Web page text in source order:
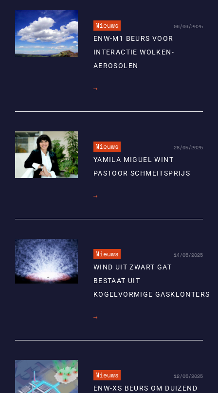
Nieuws 06/06/2025
ENW-M1 BEURS VOOR
INTERACTIE WOLKEN-
AEROSOLEN
Lees
Nieuws 28/05/2025
YAMILA MIGUEL WINT
PASTOOR SCHMEITSPRIJS
Lees
Nieuws 14/05/2025
WIND UIT ZWART GAT
BESTAAT UIT
KOGELVORMIGE GASKLONTERS
Lees
Nieuws 12/05/2025
ENW-XS BEURS OM DUIZEND